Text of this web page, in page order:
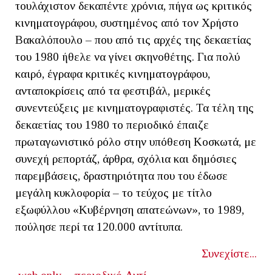
τουλάχιστον δεκαπέντε χρόνια, πήγα ως κριτικός
κινηματογράφου, συστημένος από τον Χρήστο
Βακαλόπουλο – που από τις αρχές της δεκαετίας
του 1980 ήθελε να γίνει σκηνοθέτης. Για πολύ
καιρό, έγραφα κριτικές κινηματογράφου,
ανταποκρίσεις από τα φεστιβάλ, μερικές
συνεντεύξεις με κινηματογραφιστές. Τα τέλη της
δεκαετίας του 1980 το περιοδικό έπαιζε
πρωταγωνιστικό ρόλο στην υπόθεση Κοσκωτά, με
συνεχή ρεπορτάζ, άρθρα, σχόλια και δημόσιες
παρεμβάσεις, δραστηριότητα που του έδωσε
μεγάλη κυκλοφορία – το τεύχος με τίτλο
εξωφύλλου «Κυβέρνηση απατεώνων», το 1989,
πούλησε περί τα 120.000 αντίτυπα.
Συνεχίστε...